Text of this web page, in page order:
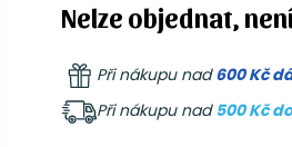
Nelze objednat,
Při nákupu nad600 Kč
Při nákupu nad 500 Kč